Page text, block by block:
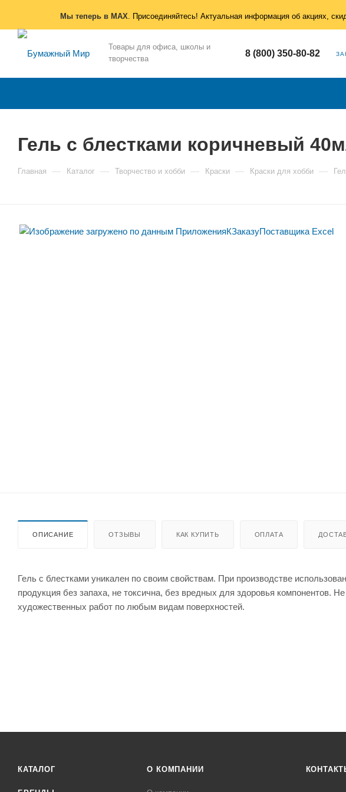
Мы теперь в MAX. Присоединяйтесь! Актуальная информация об акциях,
Товары для офиса, школы и
творчества
8 (800) 350-80-82
Гель с блестками коричневый
Главная — Каталог — Творчество и хобби — Краски — Краски для хобби —
ОПИСАНИЕ ОТЗЫВЫ КАК КУПИТЬ ОПЛАТА
Гель с блестками уникален по своим свойствам. При производстве
продукция без запаха, не токсична, без вредных для здоровья компонентов.
художественных работ по любым видам поверхностей.
КАТАЛОГ О КОМПАНИИ